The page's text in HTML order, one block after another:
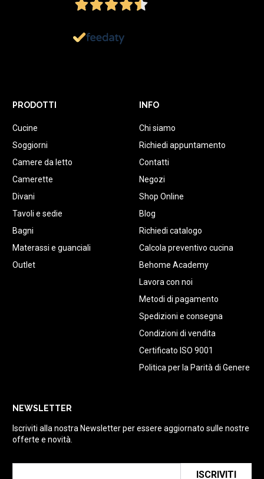
PRODOTTI
Cucine
Soggiorni
Camere da letto
Camerette
Divani
Tavoli e sedie
Bagni
Materassi e guanciali
Outlet
INFO
Chi siamo
Richiedi appuntamento
Contatti
Negozi
Shop Online
Blog
Richiedi catalogo
Calcola preventivo cucina
Behome Academy
Lavora con noi
Metodi di pagamento
Spedizioni e consegna
Condizioni di vendita
Certificato ISO 9001
Politica per la Parità di Genere
NEWSLETTER
Iscriviti alla nostra Newsletter per essere aggiornato sulle nostre
offerte e novità.
ISCRIVITI